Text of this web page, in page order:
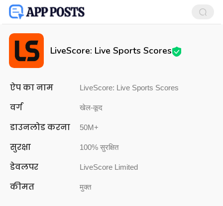
LiveScore: Live Sports Scores
ऐप का नाम LiveScore: Live Sports Scores
वर्ग खेल-कूद
डाउनलोड करना 50M+
सुरक्षा 100% सुरक्षित
डेवलपर LiveScore Limited
कीमत मुक्त